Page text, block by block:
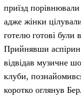
приїзд порівнювали
адже жінки
готелю готові були
Прийнявши
відвідав музичне
клуби,
коротко оглянув